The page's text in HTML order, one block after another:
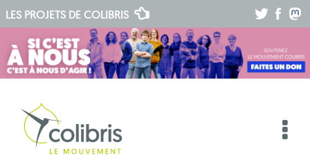
LES PROJETS DE COLIBRIS